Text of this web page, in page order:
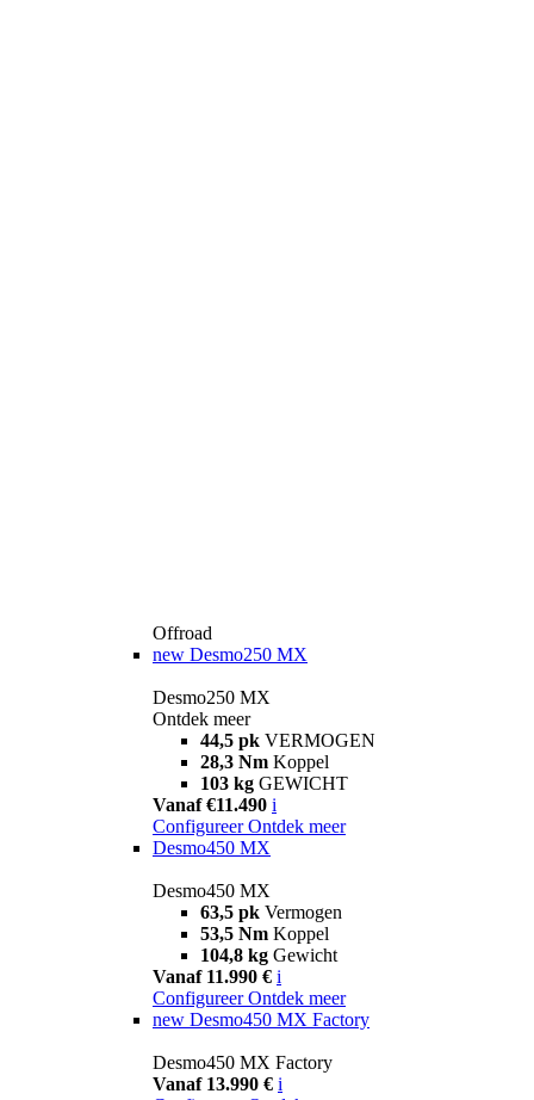
Offroad
new Desmo250 MX
Desmo250 MX
Ontdek meer
44,5 pk VERMOGEN
28,3 Nm Koppel
103 kg GEWICHT
Vanaf €11.490 i
Configureer Ontdek meer
Desmo450 MX
Desmo450 MX
63,5 pk Vermogen
53,5 Nm Koppel
104,8 kg Gewicht
Vanaf 11.990 € i
Configureer Ontdek meer
new Desmo450 MX Factory
Desmo450 MX Factory
Vanaf 13.990 € i